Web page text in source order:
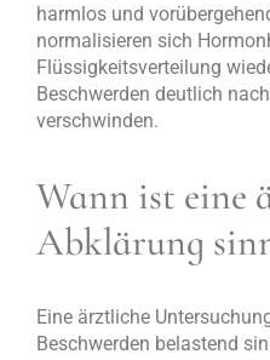
harmlos und
normalisieren sich
Flüssigkeitsverteilung
Beschwerden deutlich
verschwinden.
Wann ist eine
Abklärung
Eine ärztliche
Beschwerden belastend